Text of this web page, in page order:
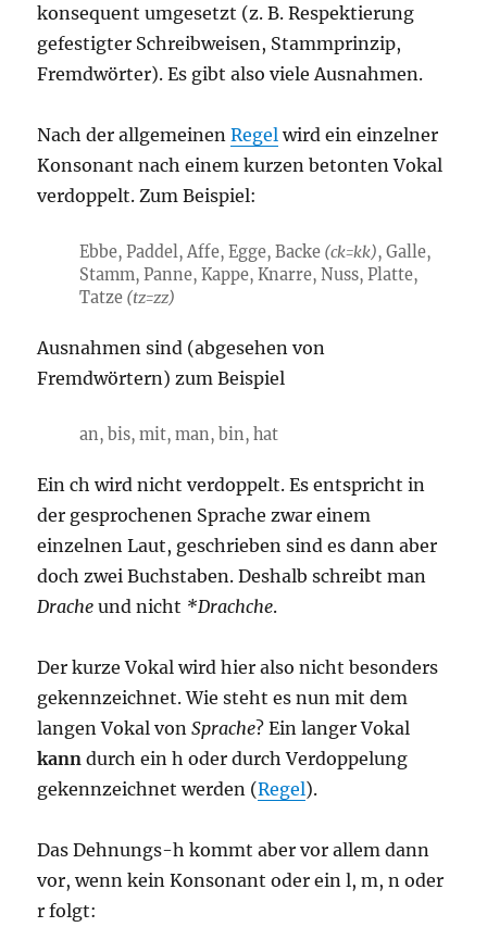
konsequent umgesetzt (z. B. Respektierung
gefestigter Schreibweisen, Stammprinzip,
Fremdwörter). Es gibt also viele Ausnahmen.
Nach der allgemeinenRegel wird ein einzelner
Konsonant nach einem kurzen betonten Vokal
verdoppelt. Zum Beispiel:
Ebbe, Paddel, Affe, Egge, Backe (ck=kk), Galle,
Stamm, Panne, Kappe, Knarre, Nuss, Platte,
Tatze (tz=zz)
Ausnahmen sind (abgesehen von
Fremdwörtern) zum Beispiel
an, bis, mit, man, bin, hat
Ein ch wird nicht verdoppelt. Es entspricht in
der gesprochenen Sprache zwar einem
einzelnen Laut, geschrieben sind es dann aber
doch zwei Buchstaben. Deshalb schreibt man
Drache und nicht *Drachche.
Der kurze Vokal wird hier also nicht besonders
gekennzeichnet. Wie steht es nun mit dem
langen Vokal vonSprache? Ein langer Vokal
kann durch ein h oder durch Verdoppelung
gekennzeichnet werden (Regel).
Das Dehnungs-h kommt aber vor allem dann
vor, wenn kein Konsonant oder ein l, m, n oder
r folgt: